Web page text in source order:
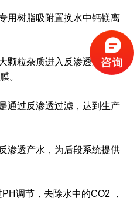
用树脂吸附置换水中钙镁离
颗粒杂质进入反渗透膜，造
。
通过反渗透过滤，达到生产
渗透产水，为后段系统提供
调节，去除水中的CO2 ，